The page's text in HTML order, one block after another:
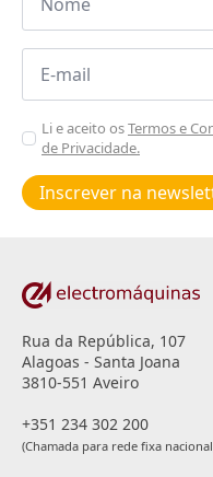
Email
Aceitar
Poiticas
de
privacidade
Li e aceito osTermos e
de Privacidade.
Inscrever na
Rua da República, 107
Alagoas - Santa Joana
3810-551 Aveiro
+351 234 302 200
(Chamada para rede fixa